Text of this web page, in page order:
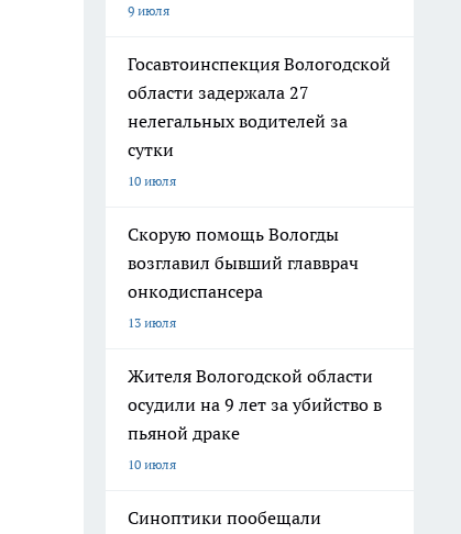
9 июля
Госавтоинспекция Вологодской
области задержала 27
нелегальных водителей за
сутки
10 июля
Скорую помощь Вологды
возглавил бывший главврач
онкодиспансера
13 июля
Жителя Вологодской области
осудили на 9 лет за убийство в
пьяной драке
10 июля
Синоптики пообещали